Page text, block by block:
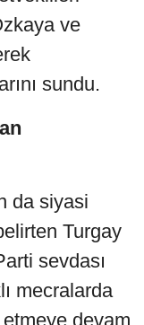
ve
sundu.
da siyasi
Turgay
sevdası
mecralarda
devam